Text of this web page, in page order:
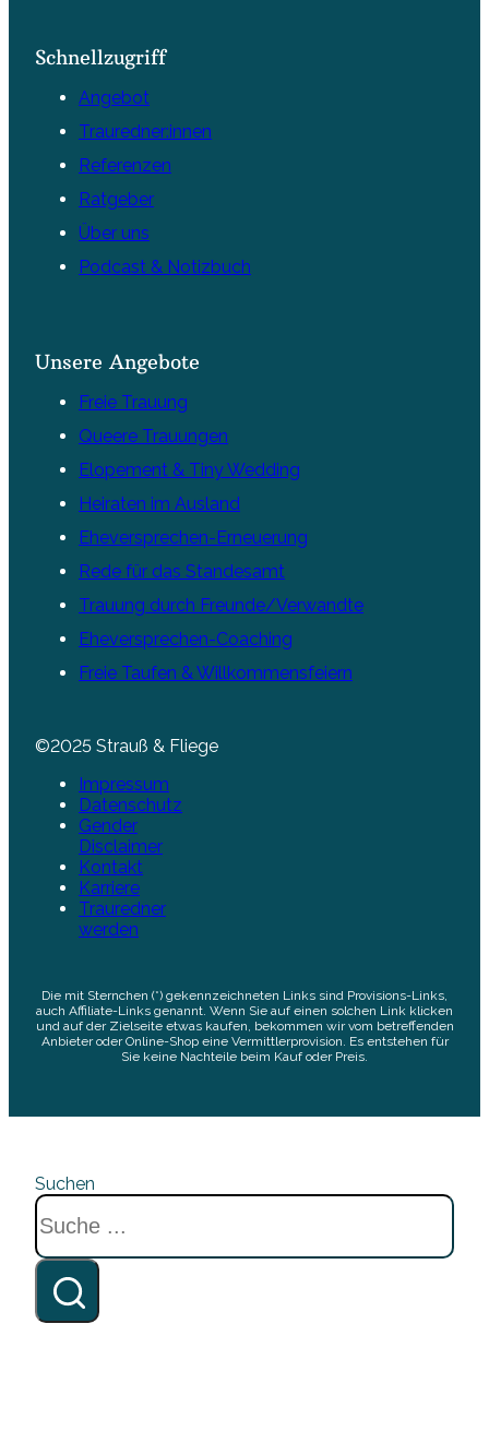
Schnellzugriff
Angebot
Trauredner:innen
Referenzen
Ratgeber
Über uns
Podcast & Notizbuch
Unsere Angebote
Freie Trauung
Queere Trauungen
Elopement & Tiny Wedding
Heiraten im Ausland
Eheversprechen-Erneuerung
Rede für das Standesamt
Trauung durch Freunde/Verwandte
Eheversprechen-Coaching
Freie Taufen & Willkommensfeiern
©2025 Strauß & Fliege
Impressum
Datenschutz
Gender
Disclaimer
Kontakt
Karriere
Trauredner
werden
Die mit Sternchen (*) gekennzeichneten Links sind Provisions-Links,
auch Affiliate-Links genannt. Wenn Sie auf einen solchen Link klicken
und auf der Zielseite etwas kaufen, bekommen wir vom betreffenden
Anbieter oder Online-Shop eine Vermittlerprovision. Es entstehen für
Sie keine Nachteile beim Kauf oder Preis.
Suchen